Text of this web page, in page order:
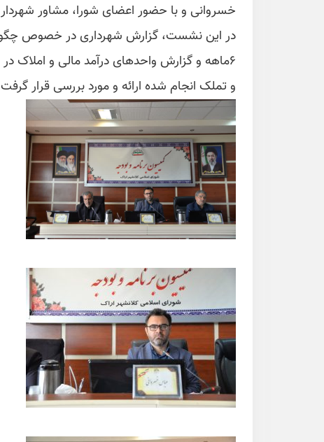
خسروانی و با حضور اعضای شورا، مشاور
در این نشست، گزارش شهرداری در خصوص
و تملک انجام شده ارائه و مورد بررسی قرار